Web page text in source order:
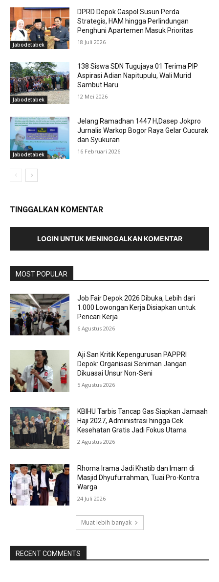
Jabodetabek
DPRD Depok Gaspol Susun Perda
Strategis, HAM hingga Perlindungan
Penghuni Apartemen Masuk Prioritas
18 Juli 2026
Jabodetabek
138 Siswa SDN Tugujaya 01 Terima PIP
Aspirasi Adian Napitupulu, Wali Murid
Sambut Haru
12 Mei 2026
Jabodetabek
Jelang Ramadhan 1447 H,Dasep Jokpro
Jurnalis Warkop Bogor Raya Gelar Cucurak
dan Syukuran
16 Februari 2026
TINGGALKAN KOMENTAR
LOGIN UNTUK MENINGGALKAN KOMENTAR
MOST POPULAR
Job Fair Depok 2026 Dibuka, Lebih dari
1.000 Lowongan Kerja Disiapkan untuk
Pencari Kerja
6 Agustus 2026
Aji San Kritik Kepengurusan PAPPRI
Depok: Organisasi Seniman Jangan
Dikuasai Unsur Non-Seni
5 Agustus 2026
KBIHU Tarbis Tancap Gas Siapkan Jamaah
Haji 2027, Administrasi hingga Cek
Kesehatan Gratis Jadi Fokus Utama
2 Agustus 2026
Rhoma Irama Jadi Khatib dan Imam di
Masjid Dhyufurrahman, Tuai Pro-Kontra
Warga
24 Juli 2026
Muat lebih banyak
RECENT COMMENTS